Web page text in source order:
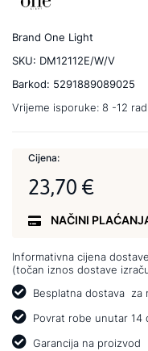
Brand One Light
SKU: DM12112E/W/V
Barkod: 5291889089025
Vrijeme isporuke: 8 -12
Cijena:
23,70 €
NAČINI
Informativna cijena
(točan iznos dostave
Besplatna dostava za
Povrat robe unutar 14
Garancija na proizvod